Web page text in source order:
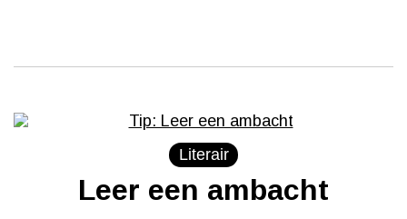
Literair
Leer een ambacht